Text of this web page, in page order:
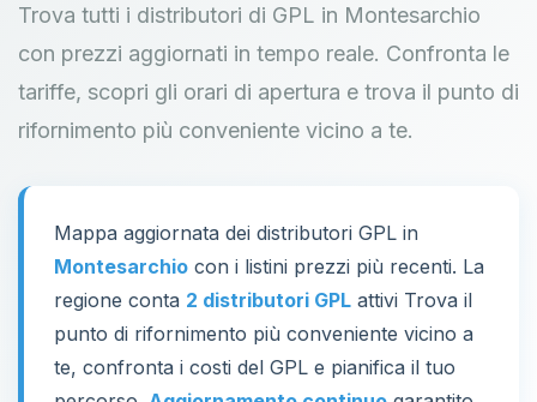
Trova tutti i distributori di GPL in Montesarchio
con prezzi aggiornati in tempo reale. Confronta le
tariffe, scopri gli orari di apertura e trova il punto di
rifornimento più conveniente vicino a te.
Mappa aggiornata dei distributori GPL in
Montesarchio con i listini prezzi più recenti. La
regione conta 2 distributori GPL attivi Trova il
punto di rifornimento più conveniente vicino a
te, confronta i costi del GPL e pianifica il tuo